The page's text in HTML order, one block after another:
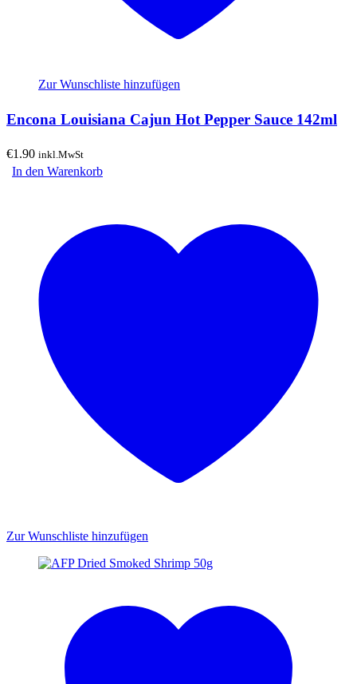
Zur Wunschliste hinzufügen
Encona Louisiana Cajun Hot Pepper Sauce 142ml
€1.90 inkl.MwSt
In den Warenkorb
Zur Wunschliste hinzufügen